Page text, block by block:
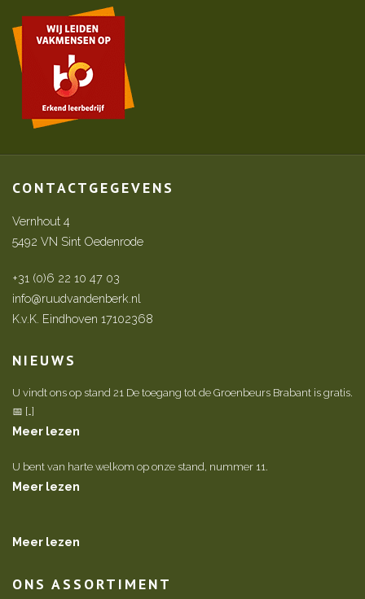
CONTACTGEGEVENS
Vernhout 4
5492 VN Sint Oedenrode
+31 (0)6 22 10 47 03
info@ruudvandenberk.nl
K.v.K. Eindhoven 17102368
NIEUWS
U vindt ons op stand 21 De toegang tot de Groenbeurs Brabant is gratis.
📅 […]
Meer lezen
U bent van harte welkom op onze stand, nummer 11.
Meer lezen
Meer lezen
ONS ASSORTIMENT